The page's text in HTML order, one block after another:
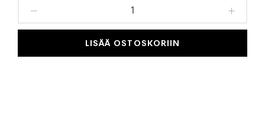
toivelistaan
LISÄÄ OSTOSKORIIN